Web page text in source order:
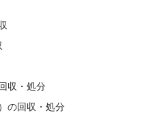
収・処分
の回収・処分